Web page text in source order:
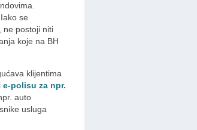
se
ne postoji niti
koje na BH
klijentima
e-polisu za npr.
auto
usluga